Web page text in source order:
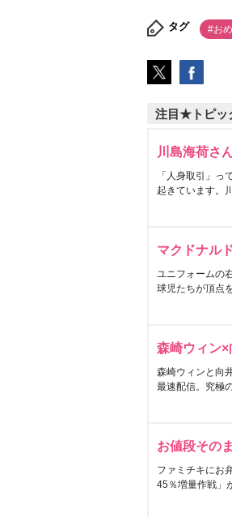
タグ #お
注目★トピッ
川島海荷さ
「人身取引」
起きています。
マクドナル
ユニフォームの
球児たちが頂点
森崎ウィン×
森崎ウィンと向
最速配信。究極
お値段その
ファミチキにお
45％増量作戦」